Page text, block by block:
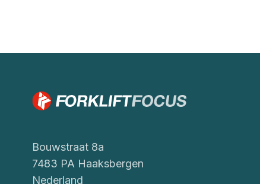
Bouwstraat 8a
7483 PA Haaksbergen
Nederland